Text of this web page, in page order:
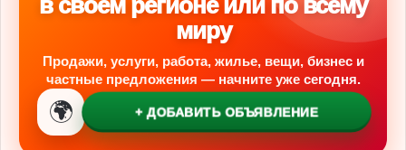
в своем регионе или по всему
миру
Продажи, услуги, работа, жилье, вещи, бизнес и
частные предложения — начните уже сегодня.
🌍 + ДОБАВИТЬ ОБЪЯВЛЕНИЕ